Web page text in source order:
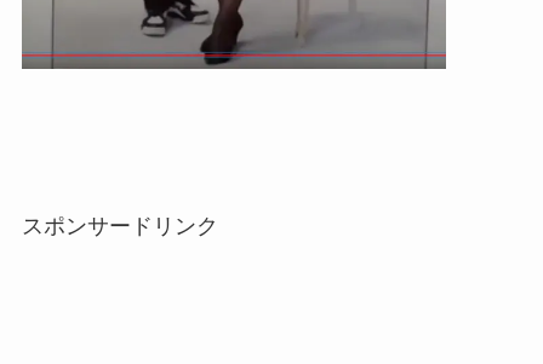
スポンサードリンク